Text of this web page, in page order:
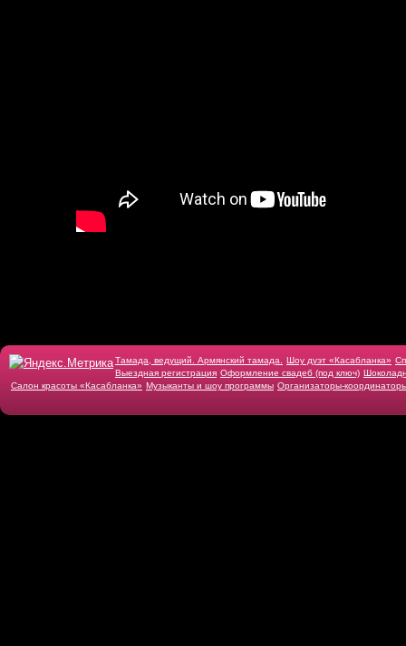
Тамада, ведущий. Армянский тамада. Шоу дуэт «Касабланка»
Выездная регистрация Оформление свадеб (под ключ)
Салон красоты «Касабланка» Музыканты и шоу программы Организаторы-